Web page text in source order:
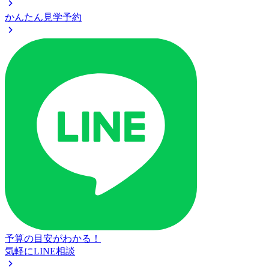
かんたん見学予約
予算の目安がわかる！
気軽にLINE相談